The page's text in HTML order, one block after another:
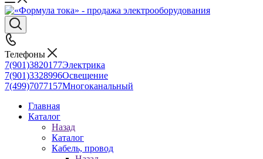
Телефоны
7(901)3820177Электрика
7(901)3328996Освещение
7(499)7077157Многоканальный
Главная
Каталог
Назад
Каталог
Кабель, провод